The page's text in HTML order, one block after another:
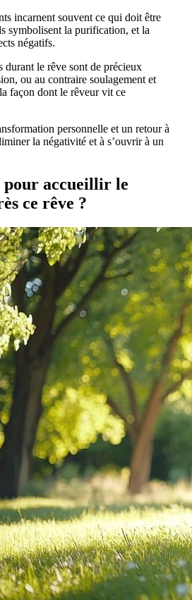
incarnent souvent ce qui doit être
symbolisent la purification, et la
négatifs.
durant le rêve sont de précieux
ou au contraire soulagement et
façon dont le rêveur vit ce
personnelle et un retour à
la négativité et à s’ouvrir à un
pour accueillir le
ce rêve ?